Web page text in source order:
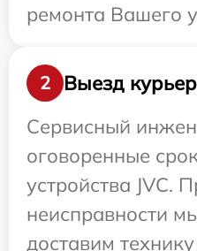
ремонта Вашего
2
Выезд
Сервисный
оговоренные
устройства JVC.
неисправности
доставим